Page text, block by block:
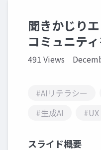
聞きかじり
コミュニテ
491 Views
#AIリテラシー
#生成AI
#UX
スライド概要